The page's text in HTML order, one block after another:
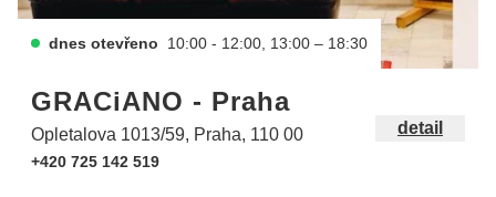
dnes otevřeno 10:00 - 12:00, 13:00 – 18:30
GRACiANO - Praha
Opletalova 1013/59, Praha, 110 00
+420 725 142 519
detail